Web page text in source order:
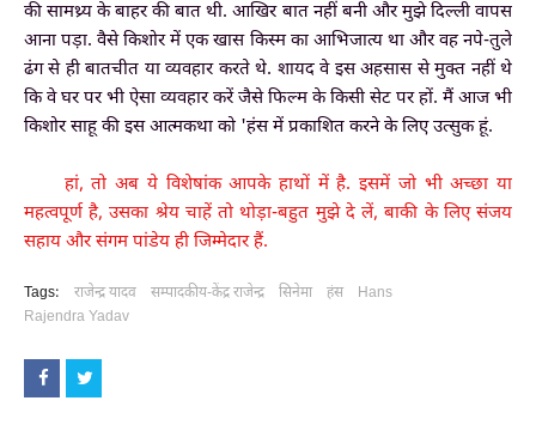
की सामथ्र्य के बाहर की बात थी. आखिर बात नहीं बनी और मुझे दिल्ली वापस
आना पड़ा. वैसे किशोर में एक खास किस्म का आभिजात्य था और वह नपे-तुले
ढंग से ही बातचीत या व्यवहार करते थे. शायद वे इस अहसास से मुक्त नहीं थे
कि वे घर पर भी ऐसा व्यवहार करें जैसे फिल्म के किसी सेट पर हों. मैं आज भी
किशोर साहू की इस आत्मकथा को 'हंस में प्रकाशित करने के लिए उत्सुक हूं.
हां, तो अब ये विशेषांक आपके हाथों में है. इसमें जो भी अच्छा या
महत्वपूर्ण है, उसका श्रेय चाहें तो थोड़ा-बहुत मुझे दे लें, बाकी के लिए संजय
सहाय और संगम पांडेय ही जिम्मेदार हैं.
Tags: राजेन्द्र यादव सम्पादकीय-केंद्र राजेन्द्र सिनेमा हंस
Hans
Rajendra Yadav